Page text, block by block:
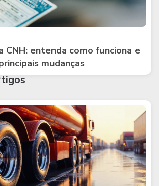
CNH: entenda como funciona e
mudanças